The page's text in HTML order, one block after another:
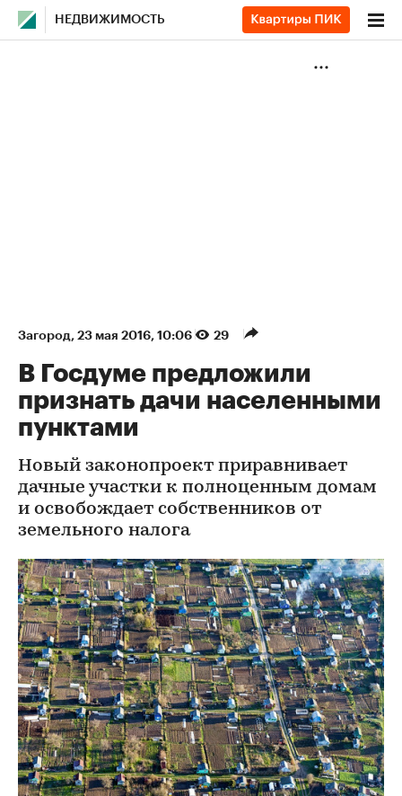
НЕДВИЖИМОСТЬ
Загород⁠, 23 мая 2016, 10:06 29
В Госдуме предложили
признать дачи населенными
пунктами
Новый законопроект приравнивает
дачные участки к полноценным домам
и освобождает собственников от
земельного налога